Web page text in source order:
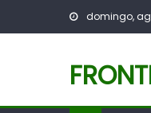
domingo,